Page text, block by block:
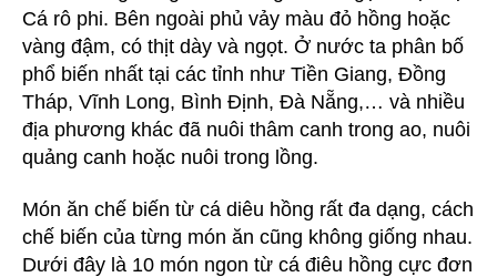
Cá rô phi. Bên ngoài phủ vảy màu đỏ hồng hoặc
vàng đậm, có thịt dày và ngọt. Ở nước ta phân bố
phổ biến nhất tại các tỉnh như Tiền Giang, Đồng
Tháp, Vĩnh Long, Bình Định, Đà Nẵng,… và nhiều
địa phương khác đã nuôi thâm canh trong ao, nuôi
quảng canh hoặc nuôi trong lồng.
Món ăn chế biến từ cá diêu hồng rất đa dạng, cách
chế biến của từng món ăn cũng không giống nhau.
Dưới đây là 10 món ngon từ cá điêu hồng cực đơn